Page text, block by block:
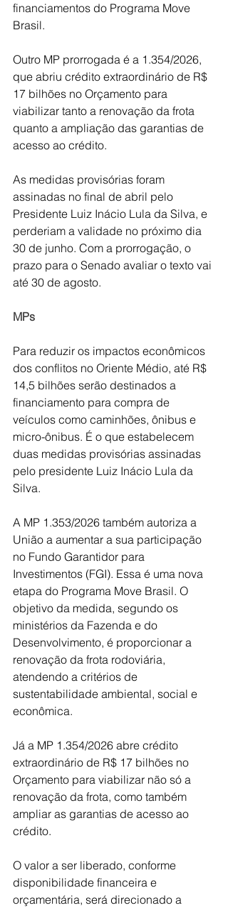
financiamentos do Programa Move
Brasil.
Outro MP prorrogada é a 1.354/2026,
que abriu crédito extraordinário de R$
17 bilhões no Orçamento para
viabilizar tanto a renovação da frota
quanto a ampliação das garantias de
acesso ao crédito.
As medidas provisórias foram
assinadas no final de abril pelo
Presidente Luiz Inácio Lula da Silva, e
perderiam a validade no próximo dia
30 de junho. Com a prorrogação, o
prazo para o Senado avaliar o texto vai
até 30 de agosto.
MPs
Para reduzir os impactos econômicos
dos conflitos no Oriente Médio, até R$
14,5 bilhões serão destinados a
financiamento para compra de
veículos como caminhões, ônibus e
micro-ônibus. É o que estabelecem
duas medidas provisórias assinadas
pelo presidente Luiz Inácio Lula da
Silva.
A MP 1.353/2026 também autoriza a
União a aumentar a sua participação
no Fundo Garantidor para
Investimentos (FGI). Essa é uma nova
etapa do Programa Move Brasil. O
objetivo da medida, segundo os
ministérios da Fazenda e do
Desenvolvimento, é proporcionar a
renovação da frota rodoviária,
atendendo a critérios de
sustentabilidade ambiental, social e
econômica.
Já a MP 1.354/2026 abre crédito
extraordinário de R$ 17 bilhões no
Orçamento para viabilizar não só a
renovação da frota, como também
ampliar as garantias de acesso ao
crédito.
O valor a ser liberado, conforme
disponibilidade financeira e
orçamentária, será direcionado a